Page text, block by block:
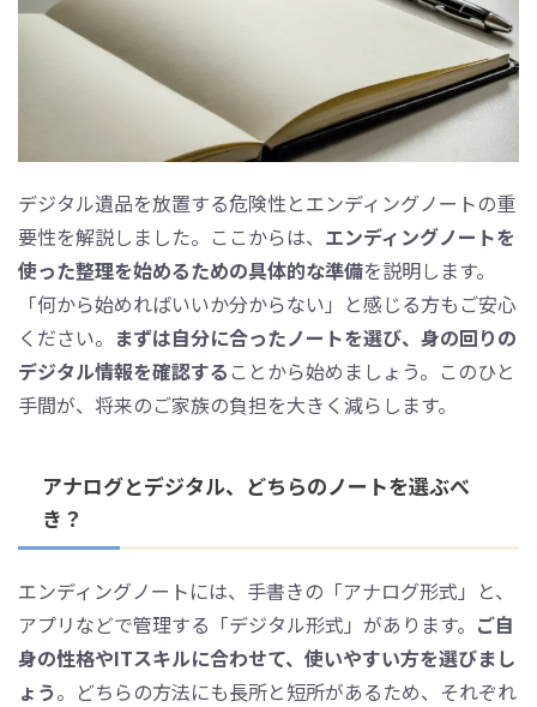
デジタル遺品を放置する危険性とエンディングノートの重
要性を解説しました。ここからは、 エンディングノートを
使った整理を始めるための具体的な準備を説明します。
「何から始めればいいか分からない」と感じる方もご安心
ください。 まずは自分に合ったノートを選び、身の回りの
デジタル情報を確認する ことから始めましょう。このひと
手間が、将来のご家族の負担を大きく減らします。
アナログとデジタル、どちらのノートを選ぶべ
き？
エンディングノートには、手書きの「アナログ形式」と、
アプリなどで管理する「デジタル形式」があります。 ご自
身の性格やITスキルに合わせて、使いやすい方を選びまし
ょう。どちらの方法にも長所と短所があるため、それぞれ